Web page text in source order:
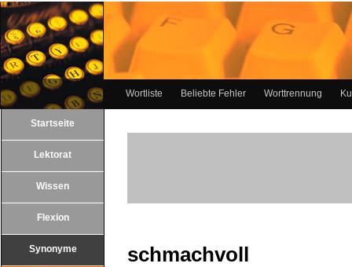
Wortliste Beliebte Fehler Worttrennung
Startseite
Lektorat
Wissen
Flexion
Synonyme schmachvoll